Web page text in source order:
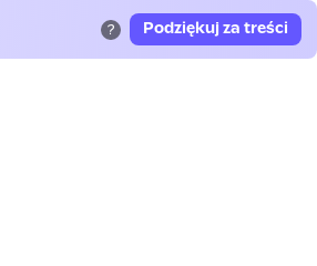
? Podziękuj za treści